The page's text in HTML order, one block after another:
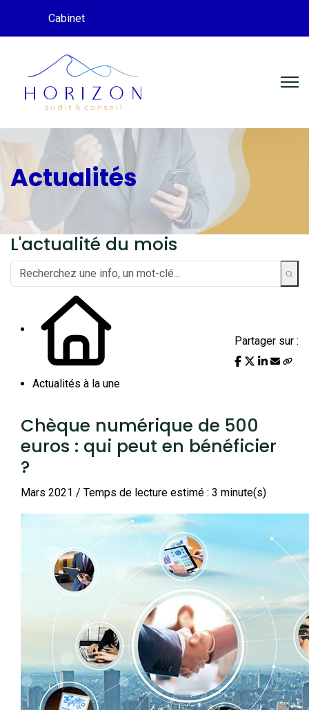
Cabinet
Actualités
L'actualité du mois
Actualités à la une
Partager sur :
Chèque numérique de 500
euros : qui peut en bénéficier
?
Mars 2021 / Temps de lecture estimé : 3 minute(s)